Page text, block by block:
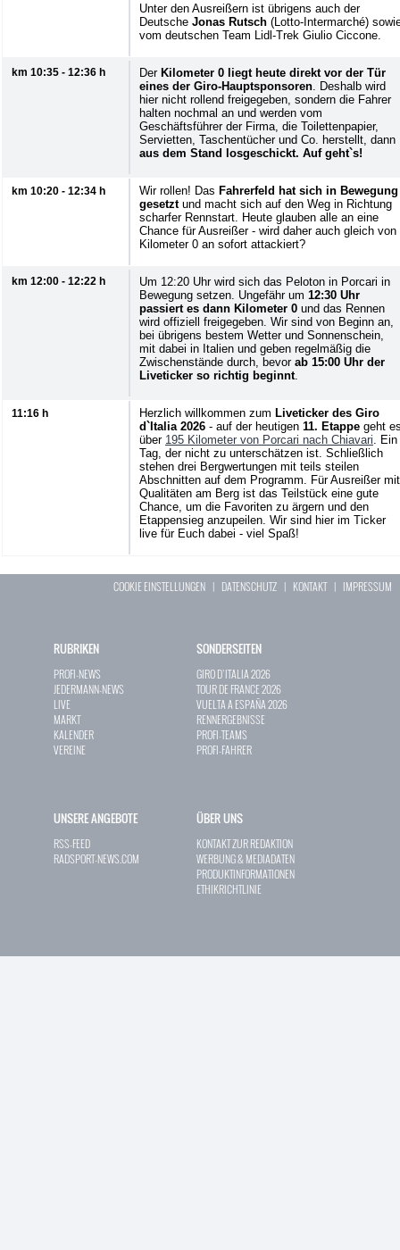
Unter den Ausreißern ist übrigens auch der
Deutsche Jonas Rutsch (Lotto-Intermarché)
vom deutschen Team Lidl-Trek Giulio Ciccone.
km 10:35 - 12:36 h Der Kilometer 0 liegt heute direkt vor der Tür
eines der Giro-Hauptsponsoren . Deshalb wird
hier nicht rollend freigegeben, sondern die Fahrer
halten nochmal an und werden vom
Geschäftsführer der Firma, die Toilettenpapier,
Servietten, Taschentücher und Co. herstellt, dann
aus dem Stand losgeschickt. Auf geht`s!
km 10:20 - 12:34 h Wir rollen! Das Fahrerfeld hat sich in Bewegung
gesetzt und macht sich auf den Weg in Richtung
scharfer Rennstart. Heute glauben alle an eine
Chance für Ausreißer - wird daher auch gleich von
Kilometer 0 an sofort attackiert?
km 12:00 - 12:22 h
Um 12:20 Uhr wird sich das Peloton in Porcari in
Bewegung setzen. Ungefähr um 12:30 Uhr
passiert es dann Kilometer 0 und das Rennen
wird offiziell freigegeben. Wir sind von Beginn an,
bei übrigens bestem Wetter und Sonnenschein,
mit dabei in Italien und geben regelmäßig die
Zwischenstände durch, bevor ab 15:00 Uhr der
Liveticker so richtig beginnt
11:16 h Herzlich willkommen zum Liveticker des Giro
d`Italia 2026 - auf der heutigen 11. Etappe geht
über 195 Kilometer von Porcari nach Chiavari . Ein
Tag, der nicht zu unterschätzen ist. Schließlich
stehen drei Bergwertungen mit teils steilen
Abschnitten auf dem Programm. Für Ausreißer mit
Qualitäten am Berg ist das Teilstück eine gute
Chance, um die Favoriten zu ärgern und den
Etappensieg anzupeilen. Wir sind hier im Ticker
live für Euch dabei - viel Spaß!
COOKIE EINSTELLUNGEN | DATENSCHUTZ | KONTAKT| IMPRESSUM
RUBRIKEN
PROFI-NEWS
JEDERMANN-NEWS
LIVE
MARKT
KALENDER
VEREINE
SONDERSEITEN
GIRO D`ITALIA 2026
TOUR DE FRANCE 2026
VUELTA A ESPAÑA 2026
RENNERGEBNISSE
PROFI-TEAMS
PROFI-FAHRER
UNSERE ANGEBOTE
RSS-FEED
RADSPORT-NEWS.COM
ÜBER UNS
KONTAKT ZUR REDAKTION
WERBUNG & MEDIADATEN
PRODUKTINFORMATIONEN
ETHIKRICHTLINIE